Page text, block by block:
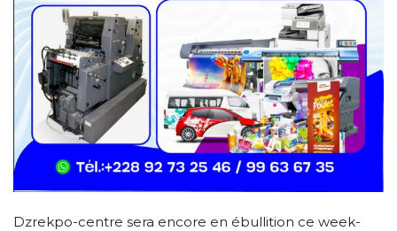
Dzrekpo-centre sera encore en ébullition ce week-